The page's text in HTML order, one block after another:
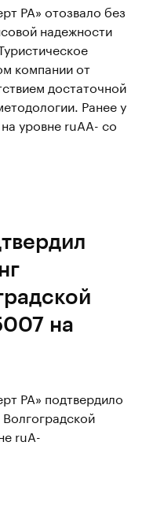
РА» отозвало без
надежности
компании от
достаточной
Ранее у
уровне ruAA- со
на
РА» подтвердило
ruА-